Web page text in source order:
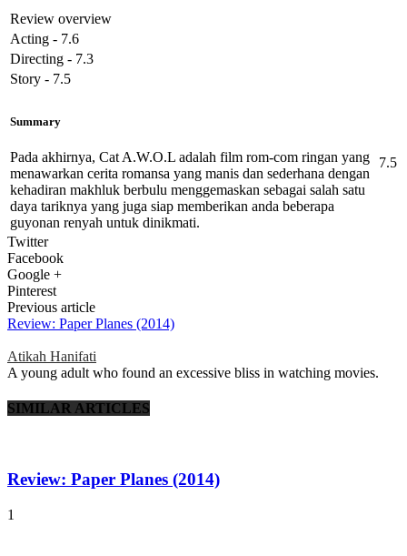
Review overview
Acting - 7.6
Directing - 7.3
Story - 7.5
Summary
Pada akhirnya, Cat A.W.O.L adalah film rom-com ringan yang
menawarkan cerita romansa yang manis dan sederhana dengan
kehadiran makhluk berbulu menggemaskan sebagai salah satu
daya tariknya yang juga siap memberikan anda beberapa
guyonan renyah untuk dinikmati.
7.5
Twitter
Facebook
Google +
Pinterest
Previous article
Review: Paper Planes (2014)
Atikah Hanifati
A young adult who found an excessive bliss in watching movies.
SIMILAR ARTICLES
Review: Paper Planes (2014)
1